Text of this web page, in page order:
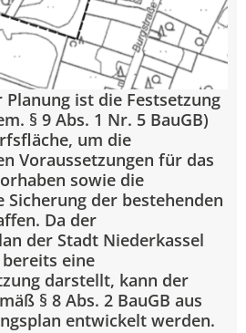
Planung ist die Festsetzung
§ 9 Abs. 1 Nr. 5 BauGB)
um die
Voraussetzungen für das
sowie die
Sicherung der bestehenden
Da der
der Stadt Niederkassel
eine
darstellt, kann der
§ 8 Abs. 2 BauGB aus
entwickelt werden.